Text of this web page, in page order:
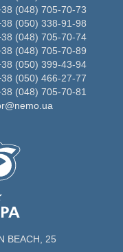
(048) 705-70-73
(050) 338-91-98
(048) 705-70-74
(048) 705-70-89
(050) 399-43-94
(050) 466-27-77
(048) 705-70-81
BEACH, 25